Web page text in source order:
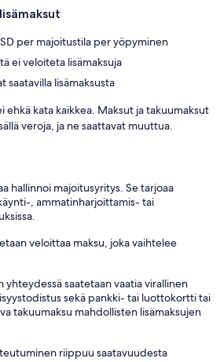
per majoitustila per yöpyminen
ei veloiteta lisämaksuja
saatavilla lisämaksusta
ehkä kata kaikkea. Maksut ja takuumaksut
veroja, ja ne saattavat muuttua.
hallinnoi majoitusyritys. Se tarjoaa
, ammatinharjoittamis- tai
veloittaa maksu, joka vaihtelee
yhteydessä saatetaan vaatia virallinen
sekä pankki- tai luottokortti tai
takuumaksu mahdollisten lisämaksujen
riippuu saatavuudesta